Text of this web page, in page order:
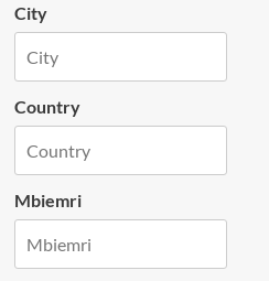
City
Country
Mbiemri